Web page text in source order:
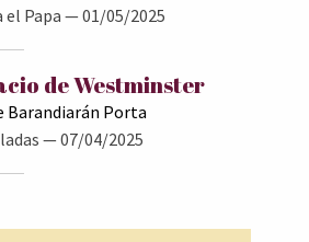
el Papa — 01/05/2025
de Westminster
Barandiarán Porta
— 07/04/2025